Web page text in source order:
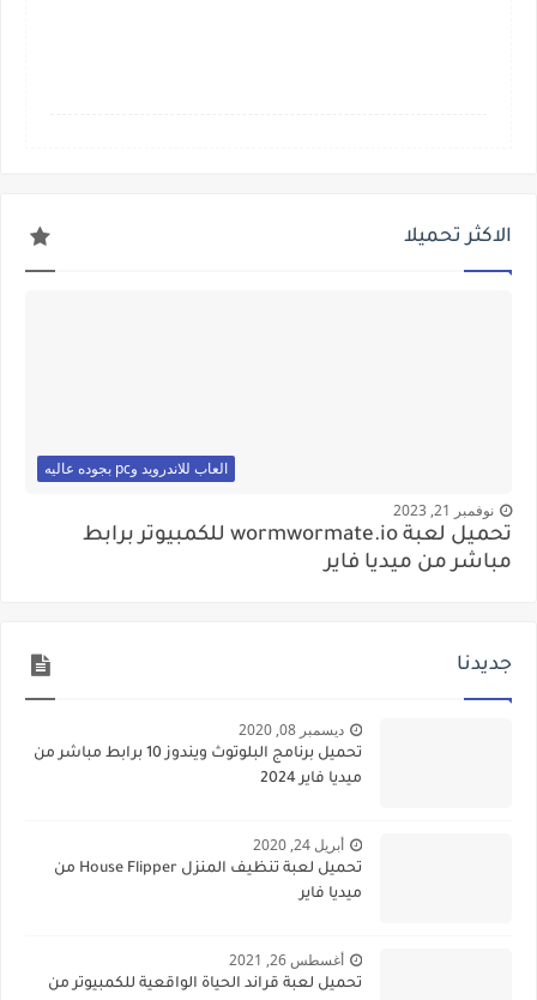
الاكثر تحميلا
العاب للاندرويد وpc بجوده عاليه
نوفمبر 21, 2023
تحميل لعبة wormwormate.io للكمبيوتر برابط
مباشر من ميديا فاير
جديدنا
ديسمبر 08, 2020
تحميل برنامج البلوتوث ويندوز 10 برابط مباشر من
ميديا فاير 2024
أبريل 24, 2020
تحميل لعبة تنظيف المنزل House Flipper من
ميديا فاير
أغسطس 26, 2021
تحميل لعبة قراند الحياة الواقعية للكمبيوتر من